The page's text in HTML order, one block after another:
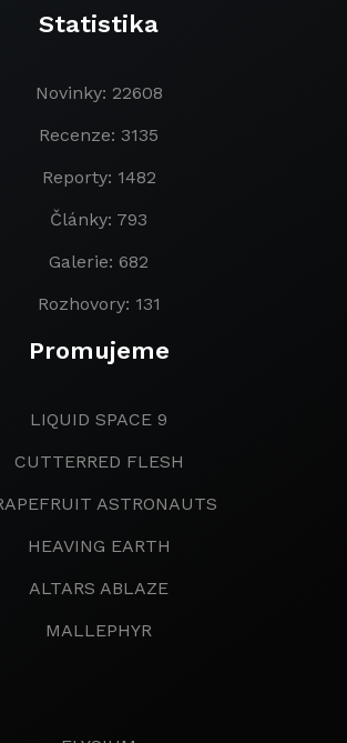
Statistika
Novinky: 22608
Recenze: 3135
Reporty: 1482
Články: 793
Galerie: 682
Rozhovory: 131
Promujeme
LIQUID SPACE 9
CUTTERRED FLESH
ASTRONAUTS
HEAVING EARTH
ALTARS ABLAZE
MALLEPHYR